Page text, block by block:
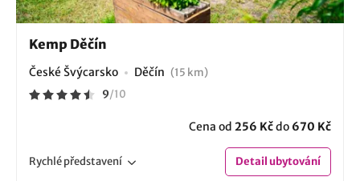
Kemp Děčín
České Švýcarsko Děčín (15 km)
9/10
Cena od 256 Kčdo 670 Kč
Rychlépředstavení Detailubytování